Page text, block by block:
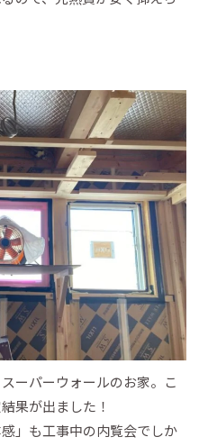
ーパーウォールのお家。こ
果が出ました！
」も工事中の内覧会でしか